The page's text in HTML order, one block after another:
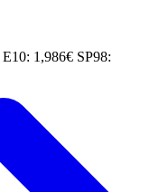
E10: 1,986€ SP98: